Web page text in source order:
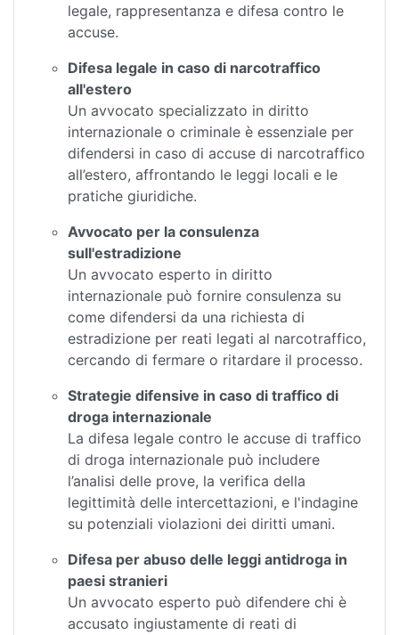
legale, rappresentanza e difesa contro le
accuse.
Difesa legale in caso di narcotraffico
all'estero
Un avvocato specializzato in diritto
internazionale o criminale è essenziale per
difendersi in caso di accuse di narcotraffico
all’estero, affrontando le leggi locali e le
pratiche giuridiche.
Avvocato per la consulenza
sull'estradizione
Un avvocato esperto in diritto
internazionale può fornire consulenza su
come difendersi da una richiesta di
estradizione per reati legati al narcotraffico,
cercando di fermare o ritardare il processo.
Strategie difensive in caso di traffico di
droga internazionale
La difesa legale contro le accuse di traffico
di droga internazionale può includere
l’analisi delle prove, la verifica della
legittimità delle intercettazioni, e l'indagine
su potenziali violazioni dei diritti umani.
Difesa per abuso delle leggi antidroga in
paesi stranieri
Un avvocato esperto può difendere chi è
accusato ingiustamente di reati di